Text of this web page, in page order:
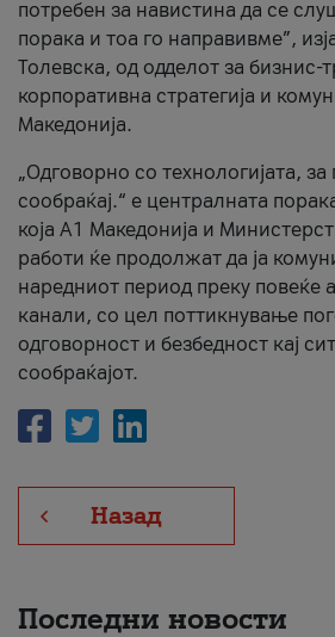
потребен за навистина да се
порака и тоа го направивме”,
Толевска, од одделот за бизнис-
корпоративна стратегија и
Македонија.
„Одговорно со технологијата, за
сообраќај.“ е централната
која A1 Македонија и
работи ќе продолжат да ја
наредниот период преку повеќе
канали, со цел поттикнување
одговорност и безбедност кај
сообраќајот.
Назад
Последни новости